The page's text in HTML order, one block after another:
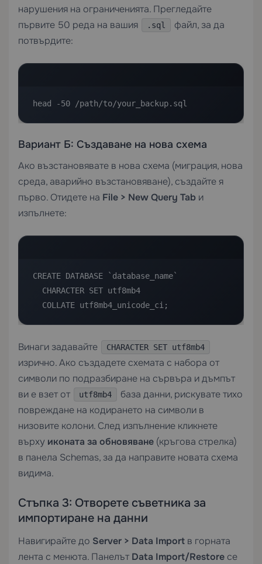
нарушения на ограниченията. Прегледайте
първите 50 реда на вашия
.sql
файл, за да
потвърдите:
head -50 /path/to/your_backup.sql
Вариант Б: Създаване на нова схема
Ако възстановявате в нова схема (миграция, нова
среда, аварийно възстановяване), създайте я
първо. Отидете на File > New Query Tab и
изпълнете:
CREATE DATABASE `database_name`
  COLLATE utf8mb4_unicode_ci;
Винаги задавайте CHARACTER SET utf8mb4
изрично. Ако създадете схемата с набора от
символи по подразбиране на сървъра и дъмпът
ви е взет от
utf8mb4
база данни, рискувате тихо
повреждане на кодирането на символи в
низовите колони. След изпълнение кликнете
върху иконата за обновяване (кръгова стрелка)
в панела Schemas, за да направите новата схема
видима.
Стъпка 3: Отворете съветника за
импортиране на данни
Навигирайте до Server > Data Import в горната
лента с менюта. Панелът Data Import/Restore се